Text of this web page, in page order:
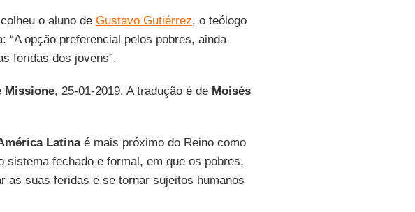
o aluno de Gustavo Gutiérrez, o teólogo
“A opção preferencial pelos pobres, ainda
feridas dos jovens”.
Missione, 25-01-2019. A tradução é de Moisés
Latinaé mais próximo do Reino como
sistema fechado e formal, em que os pobres,
as suas feridas e se tornar sujeitos humanos